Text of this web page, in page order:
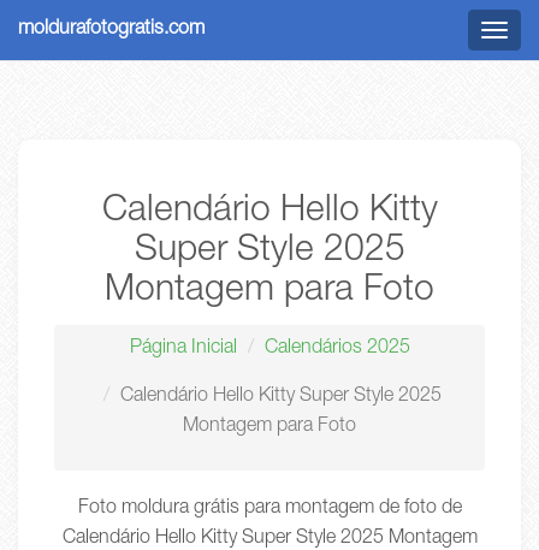
Menu
moldurafotogratis.com
Calendário Hello Kitty
Super Style 2025
Montagem para Foto
Página Inicial Calendários 2025
Calendário Hello Kitty Super Style 2025
Montagem para Foto
Foto moldura grátis para montagem de foto de
Calendário Hello Kitty Super Style 2025 Montagem